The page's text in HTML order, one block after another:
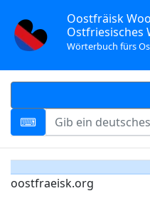
Oostfräisk
Ostfriesisches
Wörterbuch fürs
oostfraeisk.org